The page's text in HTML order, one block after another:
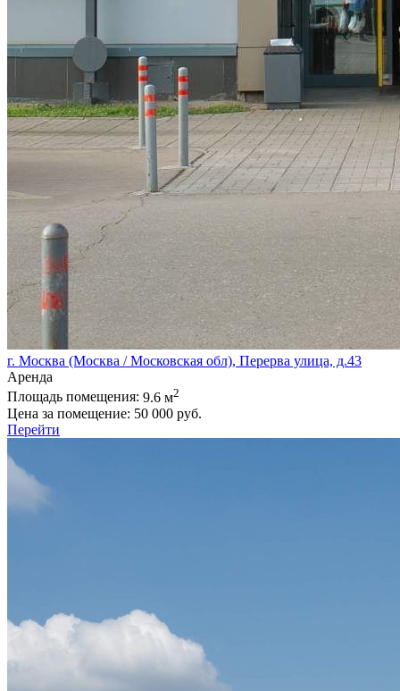
г. Москва (Москва / Московская обл), Перерва улица, д.43
Аренда
Площадь помещения: 9.6 м2
Цена за помещение: 50 000 руб.
Перейти